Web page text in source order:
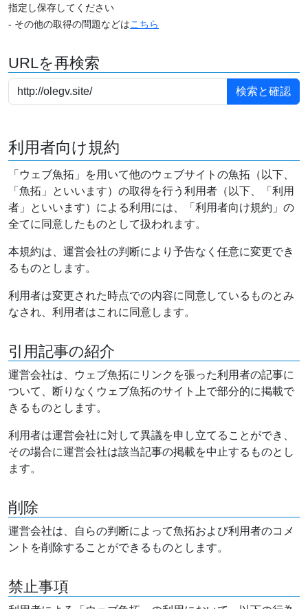
指定し保存してください
- その他の取得の問題などはこちら
URLを再検索
利用者向け規約
「ウェブ魚拓」を用いて他のウェブサイトの魚拓（以下、
「魚拓」といいます）の取得を行う利用者（以下、「利用
者」といいます）による利用には、「利用者向け規約」の
全てに同意したものとして扱われます。
本規約は、運営会社の判断により予告なく任意に変更でき
るものとします。
利用者は変更された時点での内容に同意しているものとみ
なされ、利用者はこれに同意します。
引用記事の紹介
運営会社は、ウェブ魚拓にリンクを張った利用者の記事に
ついて、断りなくウェブ魚拓のサイト上で部分的に掲載で
きるものとします。
利用者は運営会社に対して異議を申し立てることができ、
その場合に運営会社は該当記事の掲載を中止するものとし
ます。
削除
運営会社は、自らの判断によって魚拓および利用者のコメ
ントを削除することができるものとします。
禁止事項